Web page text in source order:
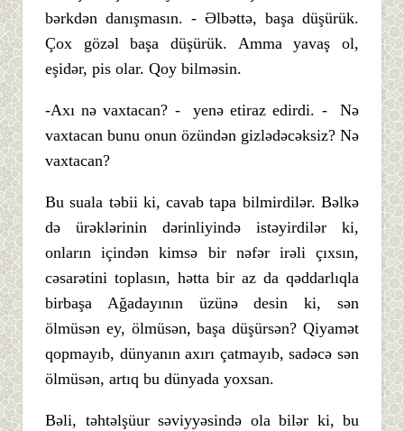
bərkdən danışmasın. - Əlbəttə, başa düşürük.
Çox gözəl başa düşürük. Amma yavaş ol,
eşidər, pis olar. Qoy bilməsin.
-Axı nə vaxtacan? - yenə etiraz edirdi. - Nə
vaxtacan bunu onun özündən gizlədəcəksiz? Nə
vaxtacan?
Bu suala təbii ki, cavab tapa bilmirdilər. Bəlkə
də ürəklərinin dərinliyində istəyirdilər ki,
onların içindən kimsə bir nəfər irəli çıxsın,
cəsarətini toplasın, hətta bir az da qəddarlıqla
birbaşa Ağadayının üzünə desin ki, sən
ölmüsən ey, ölmüsən, başa düşürsən? Qiyamət
qopmayıb, dünyanın axırı çatmayıb, sadəcə sən
ölmüsən, artıq bu dünyada yoxsan.
Bəli, təhtəlşüur səviyyəsində ola bilər ki, bu